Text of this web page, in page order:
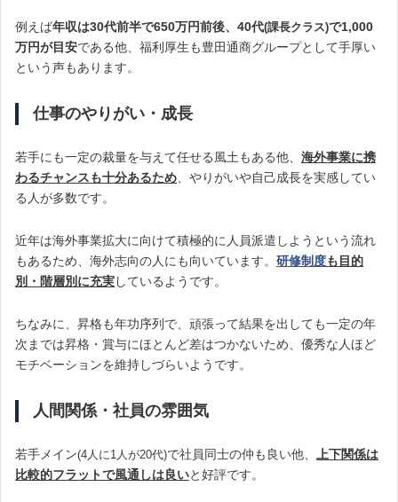
例えば年収は30代前半で650万円前後、40代(課長クラス)で1,000
万円が目安である他、福利厚生も豊田通商グループとして手厚い
という声もあります。
仕事のやりがい・成長
若手にも一定の裁量を与えて任せる風土もある他、 海外事業に携
わるチャンスも十分あるため 、やりがいや自己成長を実感してい
る人が多数です。
近年は海外事業拡大に向けて積極的に人員派遣しようという流れ
もあるため、海外志向の人にも向いています。 研修制度も目的
別・階層別に充実しているようです。
ちなみに、昇格も年功序列で、頑張って結果を出しても一定の年
次までは昇格・賞与にほとんど差はつかないため、優秀な人ほど
モチベーションを維持しづらいようです。
人間関係・社員の雰囲気
若手メイン(4人に1人が20代)で社員同士の仲も良い他、 上下関係は
比較的フラットで風通しは良いと好評です。